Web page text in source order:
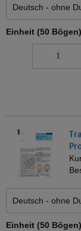
Einheit (50
Einheit (50